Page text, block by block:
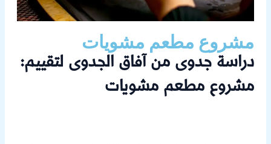
مشروع مطعم مشويات
دراسة جدوى من آفاق الجدوى لتقييم:
مشروع مطعم مشويات